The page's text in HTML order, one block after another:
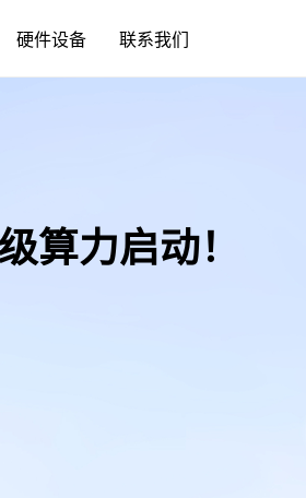
硬件设备 联系我们
算力启动！